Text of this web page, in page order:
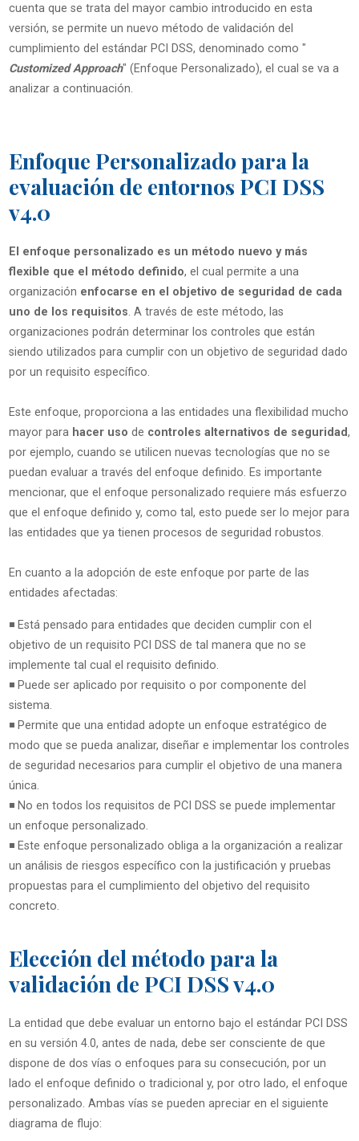
cuenta que se trata del mayor cambio introducido en esta
versión, se permite un nuevo método de validación del
cumplimiento del estándar PCI DSS, denominado como "
Customized Approach" (Enfoque Personalizado), el cual se va a
analizar a continuación.
Enfoque Personalizado para la
evaluación de entornos PCI DSS
v4.0
El enfoque personalizado es un método nuevo y más
flexible que el método definido, el cual permite a una
organización enfocarse en el objetivo de seguridad de cada
uno de los requisitos. A través de este método, las
organizaciones podrán determinar los controles que están
siendo utilizados para cumplir con un objetivo de seguridad dado
por un requisito específico.
Este enfoque, proporciona a las entidades una flexibilidad mucho
mayor para hacer uso de controles alternativos de seguridad,
por ejemplo, cuando se utilicen nuevas tecnologías que no se
puedan evaluar a través del enfoque definido. Es importante
mencionar, que el enfoque personalizado requiere más esfuerzo
que el enfoque definido y, como tal, esto puede ser lo mejor para
las entidades que ya tienen procesos de seguridad robustos.
En cuanto a la adopción de este enfoque por parte de las
entidades afectadas:
◾ Está pensado para entidades que deciden cumplir con el
objetivo de un requisito PCI DSS de tal manera que no se
implemente tal cual el requisito definido.
◾ Puede ser aplicado por requisito o por componente del
sistema.
◾ Permite que una entidad adopte un enfoque estratégico de
modo que se pueda analizar, diseñar e implementar los controles
de seguridad necesarios para cumplir el objetivo de una manera
única.
◾ No en todos los requisitos de PCI DSS se puede implementar
un enfoque personalizado.
◾ Este enfoque personalizado obliga a la organización a realizar
un análisis de riesgos específico con la justificación y pruebas
propuestas para el cumplimiento del objetivo del requisito
concreto.
Elección del método para la
validación de PCI DSS v4.0
La entidad que debe evaluar un entorno bajo el estándar PCI DSS
en su versión 4.0, antes de nada, debe ser consciente de que
dispone de dos vías o enfoques para su consecución, por un
lado el enfoque definido o tradicional y, por otro lado, el enfoque
personalizado. Ambas vías se pueden apreciar en el siguiente
diagrama de flujo: